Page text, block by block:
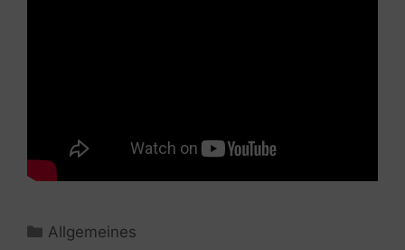
Kategorien
Allgemeines